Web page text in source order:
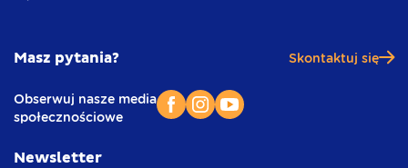
Masz pytania? Skontaktuj się
Obserwuj nasze media
społecznościowe
Newsletter